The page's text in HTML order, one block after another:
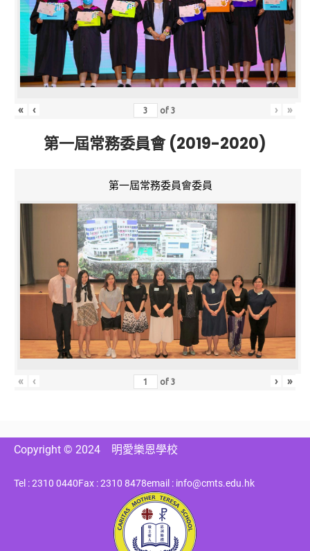
« ‹ of3 › »
第一屆常務委員會 (2019-2020)
第一屆常務委員會委員
« ‹ of3 › »
Copyright © 2024 明愛樂恩學校
Tel : 2310 0440Fax : 2310 8478email : info@cmts.edu.hk